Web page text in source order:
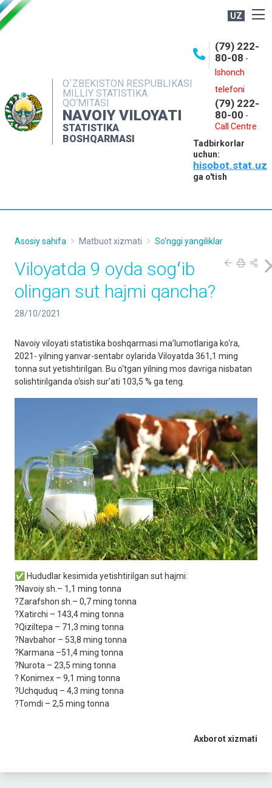
UZ
O`ZBEKISTON RESPUBLIKASI
MILLIY STATISTIKA
QO‘MITASI
NAVOIY VILOYATI
STATISTIKA
BOSHQARMASI
(79) 222-
80-08 -
Ishonch
telefoni
(79) 222-
80-00 -
Call Centre
Tadbirkorlar
uchun:
hisobot.stat.uz
ga o'tish
OCHIQ MA'LUMOTLAR
INTERAKTIV XIZMATLAR
MUROJAATLAR
Asosiy sahifa Matbuot xizmati So'nggi yangiliklar
Viloyatda 9 oyda sogʻib
olingan sut hajmi qancha?
28/10/2021
Navoiy viloyati statistika boshqarmasi ma’lumotlariga ko‘ra,
2021- yilning yanvar-sentabr oylarida Viloyatda 361,1 ming
tonna sut yetishtirilgan. Bu o‘tgan yilning mos davriga nisbatan
solishtirilganda o‘sish sur’ati 103,5 % ga teng.
✅ Hududlar kesimida yetishtirilgan sut hajmi:
?Navoiy sh.– 1,1 ming tonna
?Zarafshon sh.– 0,7 ming tonna
?Xatirchi – 143,4 ming tonna
?Qiziltepa – 71,3 ming tonna
?Navbahor – 53,8 ming tonna
?Karmana –51,4 ming tonna
?Nurota – 23,5 ming tonna
? Konimex – 9,1 ming tonna
?Uchquduq – 4,3 ming tonna
?Tomdi – 2,5 ming tonna
Axborot xizmati